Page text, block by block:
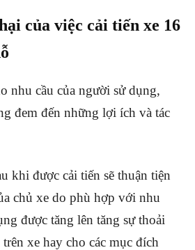
của việc cải tiến xe 16
nhu cầu của người sử dụng,
đem đến những lợi ích và tác
khi được cải tiến sẽ thuận tiện
chủ xe do phù hợp với nhu
được tăng lên tăng sự thoải
xe hay cho các mục đích